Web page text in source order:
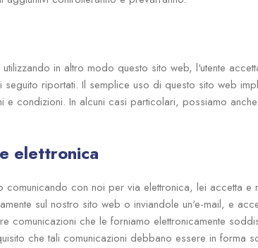
in altro modo questo sito web, l'utente
seguito riportati. Il semplice uso di questo sito web
e condizioni. In alcuni casi particolari, possiamo
elettronica
comunicando con noi per via elettronica, lei accetta e
sul nostro sito web o inviandole un'e-mail, e
comunicazioni che le forniamo elettronicamente
che tali comunicazioni debbano essere in forma